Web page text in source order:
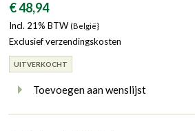
€ 48,94
Incl. 21% BTW (België}
Exclusief verzendingskosten
UITVERKOCHT
Toevoegen aan wenslijst